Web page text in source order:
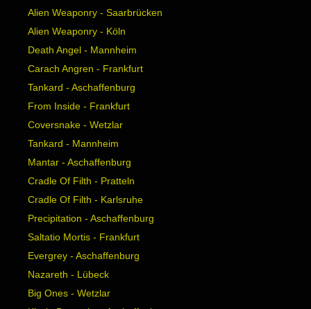
Alien Weaponry - Saarbrücken
Alien Weaponry - Köln
Death Angel - Mannheim
Carach Angren - Frankfurt
Tankard - Aschaffenburg
From Inside - Frankfurt
Coversnake - Wetzlar
Tankard - Mannheim
Mantar - Aschaffenburg
Cradle Of Filth - Pratteln
Cradle Of Filth - Karlsruhe
Precipitation - Aschaffenburg
Saltatio Mortis - Frankfurt
Evergrey - Aschaffenburg
Nazareth - Lübeck
Big Ones - Wetzlar